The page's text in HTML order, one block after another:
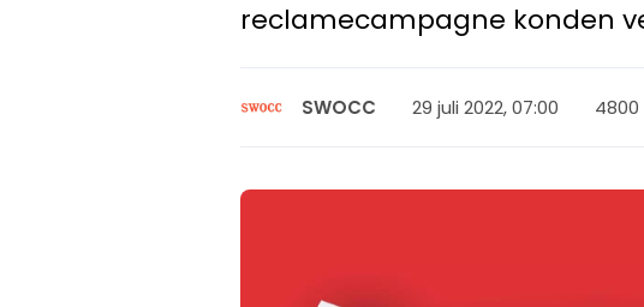
reclamecampagne konden
SWOCC 29 juli 2022, 07:00